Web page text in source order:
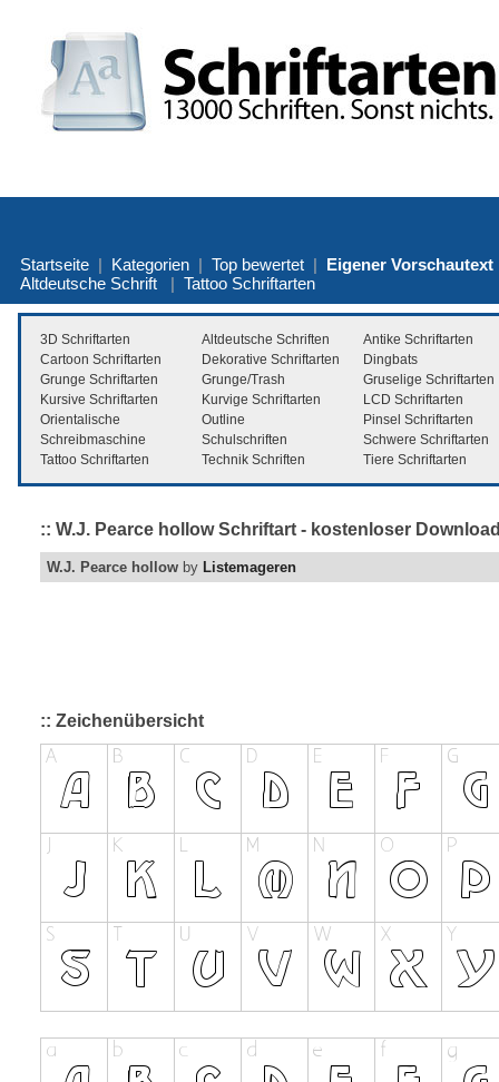
Startseite | Kategorien | Top bewertet | Eigener Vorschautext
Altdeutsche Schrift | Tattoo Schriftarten
3D Schriftarten Altdeutsche Schriften
Antike Schriftarten
Cartoon Schriftarten
Dekorative Schriftarten
Dingbats
Grunge Schriftarten
Grunge/Trash
Gruselige Schriftarten
Kursive Schriftarten
Kurvige Schriftarten
LCD Schriftarten
Orientalische
Outline
Pinsel Schriftarten
Schreibmaschine
Schulschriften
Schwere Schriftarten
Tattoo Schriftarten
Technik Schriften Tiere Schriftarten
:: W.J. Pearce hollow Schriftart - kostenloser
W.J. Pearce hollow by Listemageren
:: Zeichenübersicht